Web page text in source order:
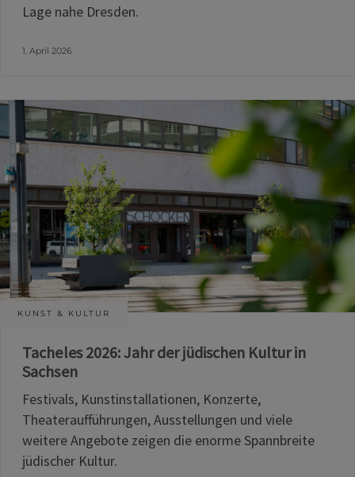
Lage nahe Dresden.
1. April 2026
KUNST & KULTUR
Tacheles 2026: Jahr der jüdischen Kultur in
Sachsen
Festivals, Kunstinstallationen, Konzerte,
Theateraufführungen, Ausstellungen und viele
weitere Angebote zeigen die enorme Spannbreite
jüdischer Kultur.